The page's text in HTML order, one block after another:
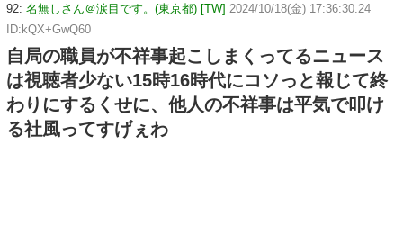
92: 名無しさん＠涙目です。(東京都) [TW] 2024/10/18(金) 17:36:30.24
ID:kQX+GwQ60
自局の職員が不祥事起こしまくってるニュース
は視聴者少ない15時16時代にコソっと報じて終
わりにするくせに、他人の不祥事は平気で叩け
る社風ってすげぇわ